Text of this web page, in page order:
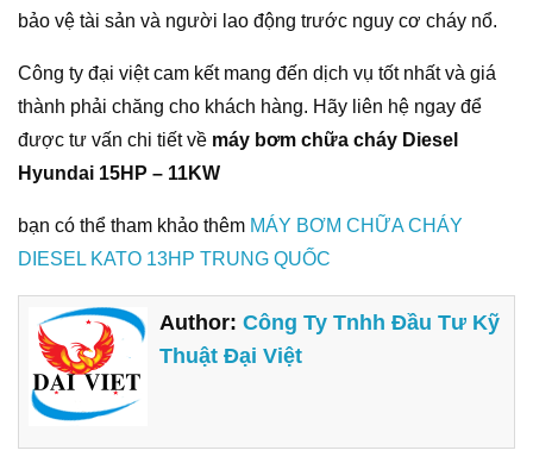
bảo vệ tài sản và người lao động trước nguy cơ cháy nổ.
Công ty đại việt cam kết mang đến dịch vụ tốt nhất và giá
thành phải chăng cho khách hàng. Hãy liên hệ ngay để
được tư vấn chi tiết về máy bơm chữa cháy Diesel
Hyundai 15HP – 11KW
bạn có thể tham khảo thêm MÁY BƠM CHỮA CHÁY
DIESEL KATO 13HP TRUNG QUỐC
Author:Công Ty Tnhh Đầu Tư Kỹ
Thuật Đại Việt